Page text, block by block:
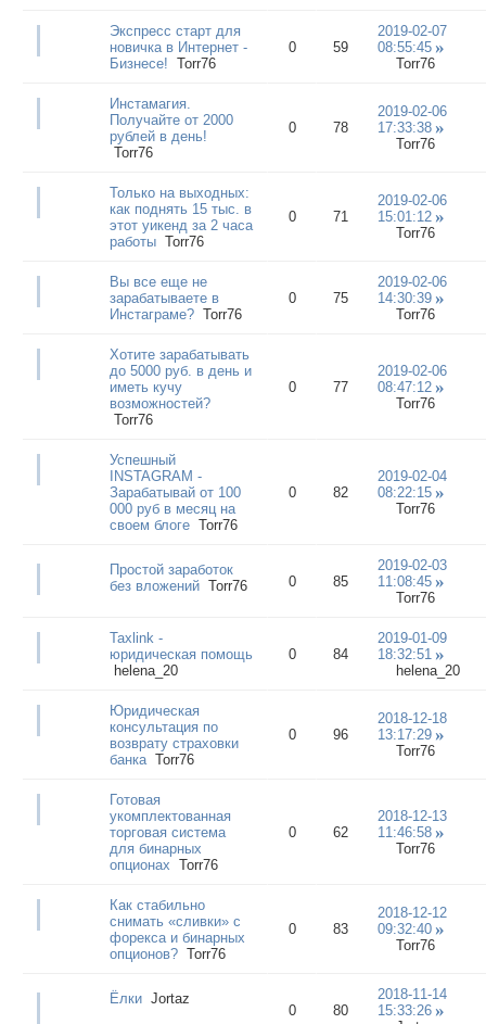
Экспресс старт для
новичка в Интернет -
Бизнесе! Torr76
0 59
2019-02-07
08:55:45
Torr76
Инстамагия.
Получайте от 2000
рублей в день!
Torr76
0 78
2019-02-06
17:33:38
Torr76
Только на выходных:
как поднять 15 тыс. в
этот уикенд за 2 часа
работы Torr76
0 71
2019-02-06
15:01:12
Torr76
Вы вce eщe нe
зaрaбaтывaeтe в
Инcтaгрaмe? Torr76
0 75
2019-02-06
14:30:39
Torr76
Хотите зарабатывать
до 5000 руб. в день и
иметь кучу
возможностей?
Torr76
0 77
2019-02-06
08:47:12
Torr76
Успешный
INSTAGRAM -
Зарабатывай от 100
000 руб в месяц на
своем блоге Torr76
0 82
2019-02-04
08:22:15
Torr76
Простой заработок
без вложений Torr76 0 85
2019-02-03
11:08:45
Torr76
Taxlink -
юридическая помощь
helena_20
0 84
2019-01-09
18:32:51
helena_20
Юридическая
консультация по
возврату страховки
банка Torr76
0 96
2018-12-18
13:17:29
Torr76
Готовая
укомплектованная
торговая система
для бинарных
опционах Torr76
0 62
2018-12-13
11:46:58
Torr76
Как стабильно
снимать «сливки» с
форекса и бинарных
опционов? Torr76
0 83
2018-12-12
09:32:40
Torr76
Ёлки Jortaz
0 80
2018-11-14
15:33:26